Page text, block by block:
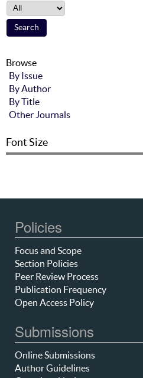
Browse
By Issue
By Author
By Title
Other Journals
Font Size
Policies
Focus and Scope
Section Policies
Peer Review Process
Publication Frequency
Open Access Policy
Submissions
Online Submissions
Author Guidelines